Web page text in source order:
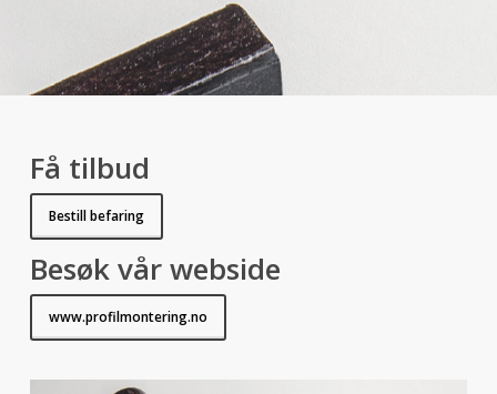
Få tilbud
Bestill befaring
Besøk vår webside
www.profilmontering.no